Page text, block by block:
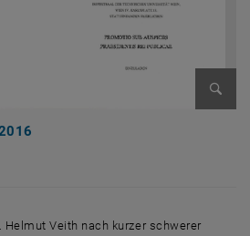
Helmut Veith nach kurzer schwerer